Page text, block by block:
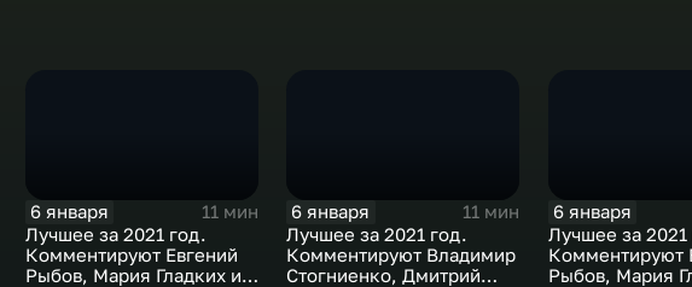
6 января
11 мин
Лучшее за 2021 год.
Комментируют Евгений
Рыбов, Мария Гладких и
6 января
11 мин
Лучшее за 2021 год.
Комментируют Владимир
Стогниенко, Дмитрий
6 января
Лучшее за 2021
Комментируют
Рыбов, Мария